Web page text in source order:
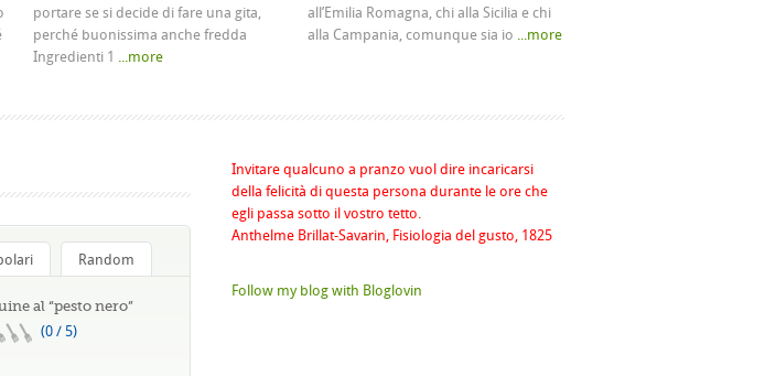
portare se si decide di fare una gita,
perché buonissima anche fredda
Ingredienti 1 ...more
all’Emilia Romagna, chi alla Sicilia e chi
alla Campania, comunque sia io ...more
Random
al “pesto nero”
(0 / 5)
Invitare qualcuno a pranzo vuol dire incaricarsi
della felicità di questa persona durante le ore che
egli passa sotto il vostro tetto.
Anthelme Brillat-Savarin, Fisiologia del gusto, 1825
Follow my blog with Bloglovin